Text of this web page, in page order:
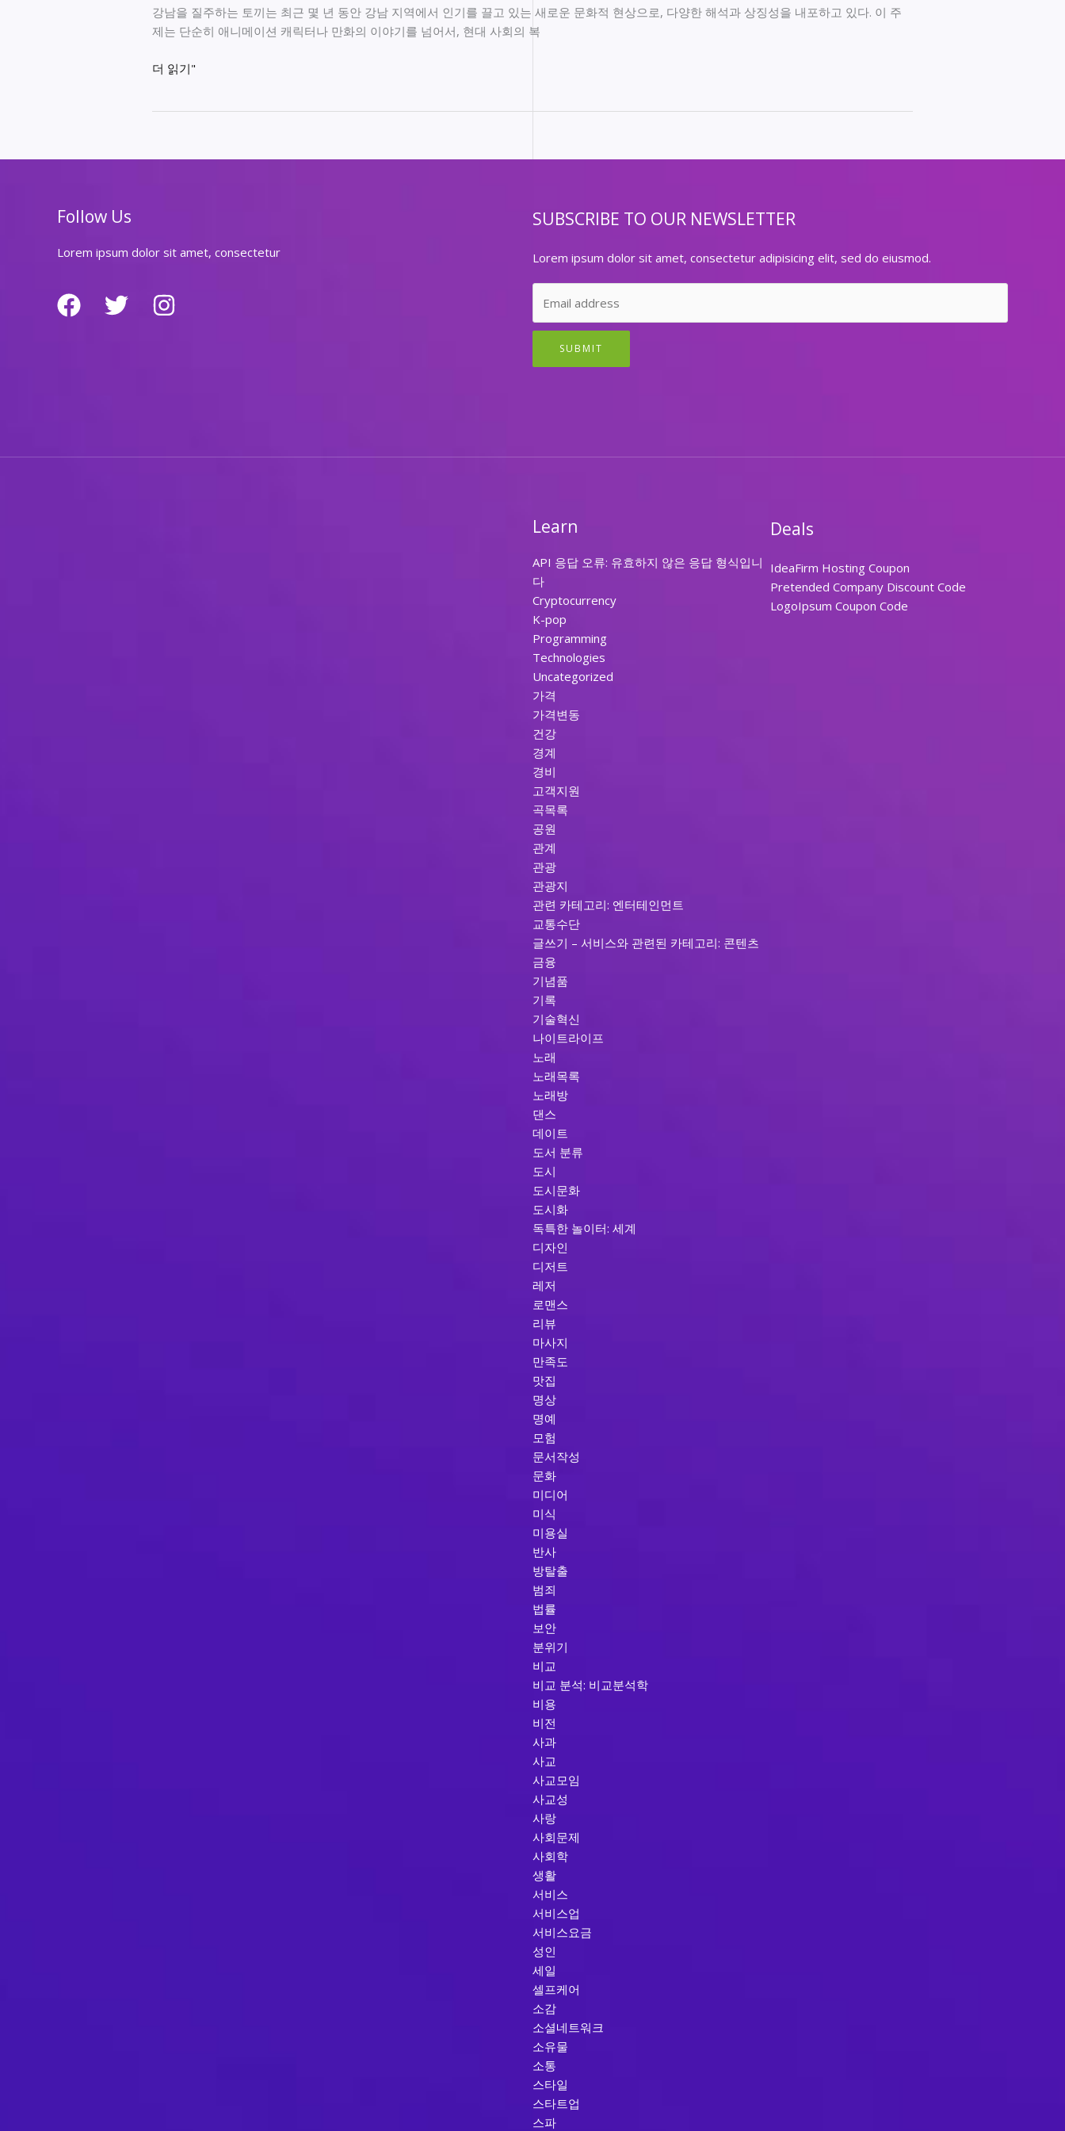
강남을 질주하는 토끼는 최근 몇 년 동안 강남 지역에서 인기를 끌고 있는 새로운 문화적 현상으로, 다양한 해석과 상징성을 내포하고 있다. 이 주
제는 단순히 애니메이션 캐릭터나 만화의 이야기를 넘어서, 현대 사회의 복
강
하
더 읽기"
Follow Us
Lorem ipsum dolor sit amet, consectetur
SUBSCRIBE TO OUR NEWSLETTER
Lorem ipsum dolor sit amet, consectetur adipisicing elit, sed do eiusmod.
SUBMIT
Learn
API 응답 오류: 유효하지 않은 응답 형식입니
다
Cryptocurrency
K-pop
Programming
Technologies
Uncategorized
가격
가격변동
건강
경계
경비
고객지원
곡목록
공원
관계
관광
관광지
관련 카테고리: 엔터테인먼트
교통수단
글쓰기 – 서비스와 관련된 카테고리: 콘텐츠
금융
기념품
기록
기술혁신
나이트라이프
노래
노래목록
노래방
댄스
데이트
도서 분류
도시
도시문화
도시화
독특한 놀이터: 세계
디자인
디저트
레저
로맨스
리뷰
마사지
만족도
맛집
명상
명예
모험
문서작성
문화
미디어
미식
미용실
반사
방탈출
범죄
법률
보안
분위기
비교
비교 분석: 비교분석학
비용
비전
사과
사교
사교모임
사교성
사랑
사회문제
사회학
생활
서비스
서비스업
서비스요금
성인
세일
셀프케어
소감
소셜네트워크
소유물
소통
스타일
스타트업
스파
Deals
IdeaFirm Hosting Coupon
Pretended Company Discount Code
LogoIpsum Coupon Code